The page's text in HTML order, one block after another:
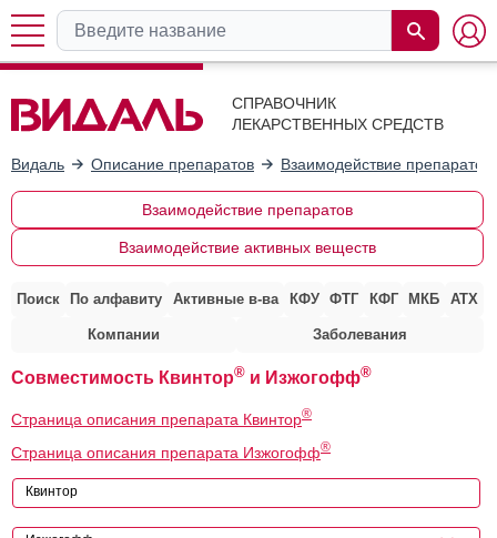
СПРАВОЧНИК
ЛЕКАРСТВЕННЫХ СРЕДСТВ
Видаль Описание препаратов Взаимодействие препаратов
Взаимодействие препаратов
Взаимодействие активных веществ
Поиск По алфавиту Активные в-ва КФУ ФТГ КФГ МКБ АТХ
Компании Заболевания
Совместимость Квинтор® и Изжогофф®
Страница описания препарата Квинтор®
Страница описания препарата Изжогофф®